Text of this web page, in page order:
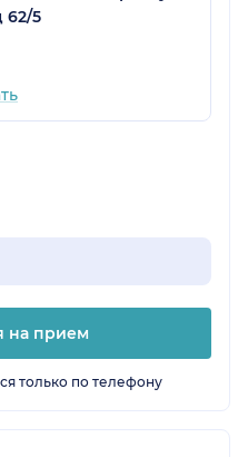
62/5
на прием
только по телефону